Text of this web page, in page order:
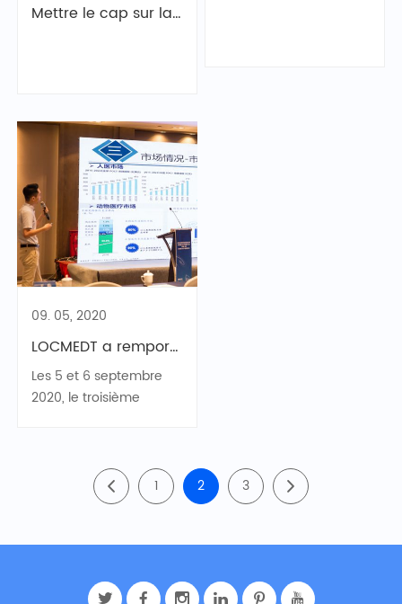
Mettre le cap sur la mer|LOCMEDT participe à Medic East Africa 2024 au Kenya
09. 05, 2020
LOCMEDT a remporté le deuxième prix du troisième concours d'innovation et d'entrepreneuriat en matière de dispositifs médicaux en Chine
Les 5 et 6 septembre
2020, le troisième
médicaux en Chine
s'est tenu à Anji, dans la
1 2 3